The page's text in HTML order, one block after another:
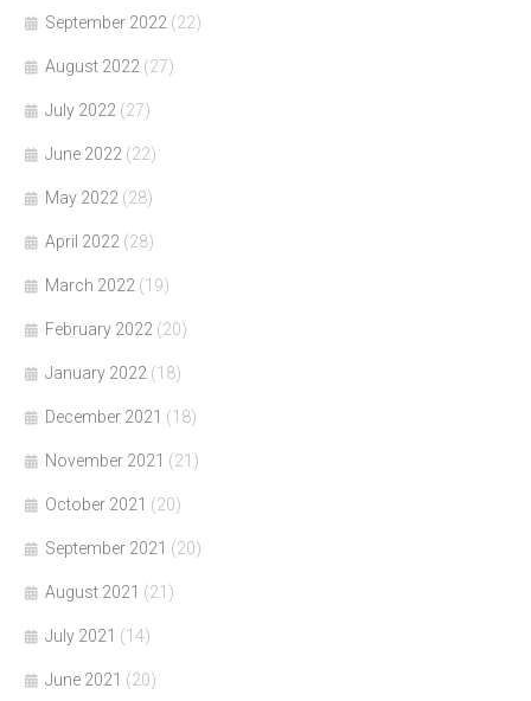
September 2022 (22)
August 2022 (27)
July 2022 (27)
June 2022 (22)
May 2022 (28)
April 2022 (28)
March 2022 (19)
February 2022 (20)
January 2022 (18)
December 2021 (18)
November 2021 (21)
October 2021 (20)
September 2021 (20)
August 2021 (21)
July 2021 (14)
June 2021 (20)